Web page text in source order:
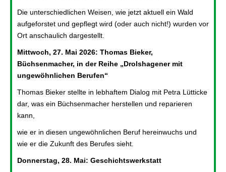
Die unterschiedlichen Weisen, wie jetzt aktuell ein Wald
aufgeforstet und gepflegt wird (oder auch nicht!) wurden vor
Ort anschaulich dargestellt.
Mittwoch, 27. Mai 2026: Thomas Bieker,
Büchsenmacher, in der Reihe „Drolshagener mit
ungewöhnlichen Berufen“
Thomas Bieker stellte in lebhaftem Dialog mit Petra Lütticke
dar, was ein Büchsenmacher herstellen und reparieren
kann,
wie er in diesen ungewöhnlichen Beruf hereinwuchs und
wie er die Zukunft des Berufes sieht.
Donnerstag, 28. Mai: Geschichtswerkstatt